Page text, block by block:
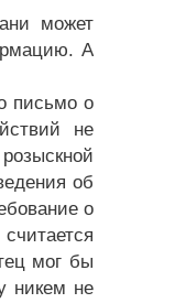
может
А
письмо о
не
об
о
мог бы
никем не